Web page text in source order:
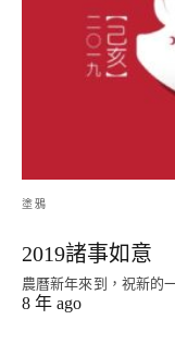
塗鴉
2019諸事如意
農曆新年來到，祝新的
8 年 ago